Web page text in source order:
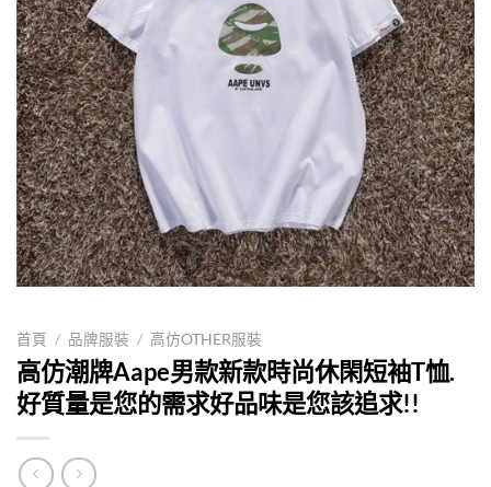
首頁 / 品牌服裝 / 高仿OTHER服裝
高仿潮牌Aape男款新款時尚休閑短袖T恤.
好質量是您的需求好品味是您該追求!!